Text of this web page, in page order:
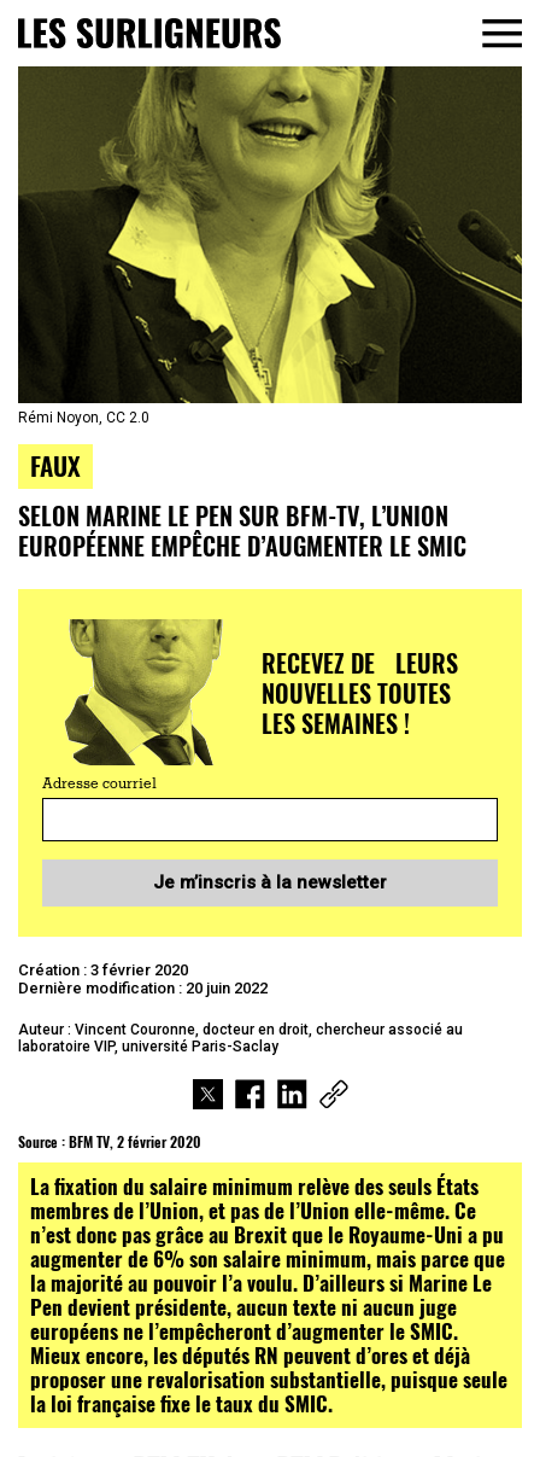
Rémi Noyon, CC 2.0
FAUX
SELON MARINE LE PEN SUR BFM-TV, L’UNION
EUROPÉENNE EMPÊCHE D’AUGMENTER LE SMIC
RECEVEZ DE LEURS
NOUVELLES TOUTES
LES SEMAINES !
Adresse courriel
Je m’inscris à la newsletter
Création : 3 février 2020
Dernière modification : 20 juin 2022
Auteur : Vincent Couronne, docteur en droit, chercheur associé au
laboratoire VIP, université Paris-Saclay
Source :BFM TV, 2 février 2020
La fixation du salaire minimum relève des seuls États
membres de l’Union, et pas de l’Union elle-même. Ce
n’est donc pas grâce au Brexit que le Royaume-Uni a pu
augmenter de 6% son salaire minimum, mais parce que
la majorité au pouvoir l’a voulu. D’ailleurs si Marine Le
Pen devient présidente, aucun texte ni aucun juge
européens ne l’empêcheront d’augmenter le SMIC.
Mieux encore, les députés RN peuvent d’ores et déjà
proposer une revalorisation substantielle, puisque seule
la loi française fixe le taux du SMIC.